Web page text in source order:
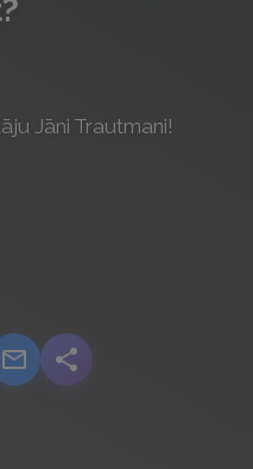
Jāni Trautmani!
title WhatsApp
podcast.share-title Email
podcast.share-title